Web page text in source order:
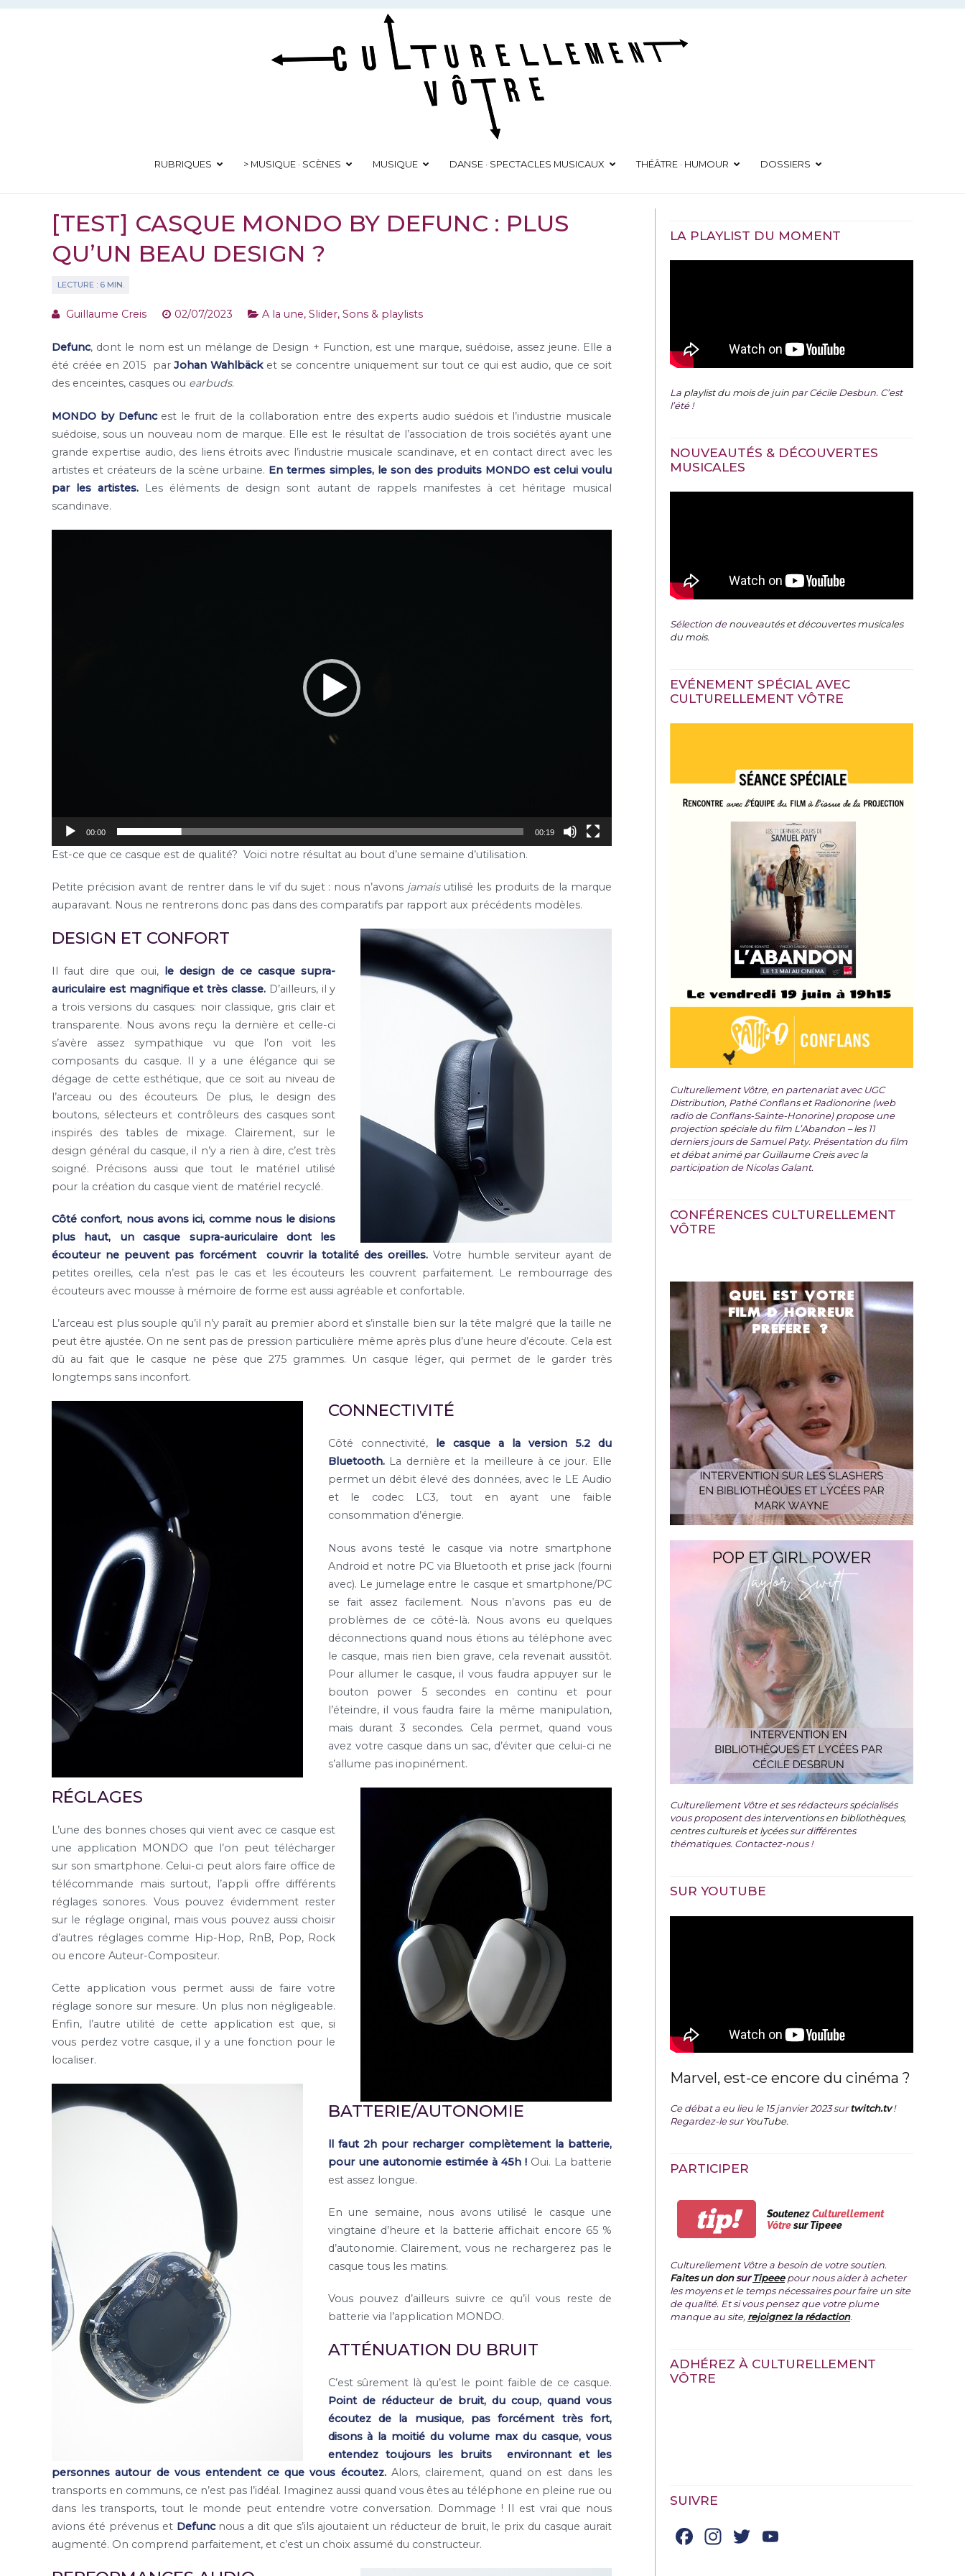
Aller
RUBRIQUES > MUSIQUE · SCÈNES MUSIQUE DANSE · SPECTACLES MUSICAUX THÉÂTRE · HUMOUR DOSSIERS
[TEST] CASQUE MONDO BY DEFUNC : PLUS
QU’UN BEAU DESIGN ?
Guillaume Creis 02/07/2023 A la une,Slider,Sons & playlists
Defunc, dont le nom est un mélange de Design + Function, est une marque, suédoise, assez jeune. Elle a
été créée en 2015 parJohan Wahlbäcket se concentre uniquement sur tout ce qui est audio, que ce soit
des enceintes, casques ou earbuds.
MONDO by Defuncest le fruit de la collaboration entre des experts audio suédois et l’industrie musicale
suédoise, sous un nouveau nom de marque. Elle est le résultat de l’association de trois sociétés ayant une
grande expertise audio, des liens étroits avec l’industrie musicale scandinave, et en contact direct avec les
artistes et créateurs de la scène urbaine. En termes simples, le son des produits MONDO est celui voulu
par les artistes. Les éléments de design sont autant de rappels manifestes à cet héritage musical
scandinave.
00:00 00:19
Est-ce que ce casque est de qualité? Voici notre résultat au bout d’une semaine d’utilisation.
Petite précision avant de rentrer dans le vif du sujet : nous n’avons jamaisutilisé les produits de la marque
auparavant. Nous ne rentrerons donc pas dans des comparatifs par rapport aux précédents modèles.
DESIGN ET CONFORT
Il faut dire que oui, le design de ce casque supra-
auriculaire est magnifique et très classe. D’ailleurs, il y
a trois versions du casques: noir classique, gris clair et
transparente. Nous avons reçu la dernière et celle-ci
s’avère assez sympathique vu que l’on voit les
composants du casque. Il y a une élégance qui se
dégage de cette esthétique, que ce soit au niveau de
l’arceau ou des écouteurs. De plus, le design des
boutons, sélecteurs et contrôleurs des casques sont
inspirés des tables de mixage. Clairement, sur le
design général du casque, il n’y a rien à dire, c’est très
soigné. Précisons aussi que tout le matériel utilisé
pour la création du casque vient de matériel recyclé.
Côté confort, nous avons ici, comme nous le disions
plus haut, un casque supra-auriculaire dont les
écouteur ne peuvent pas forcément couvrir la totalité des oreilles. Votre humble serviteur ayant de
petites oreilles, cela n’est pas le cas et les écouteurs les couvrent parfaitement. Le rembourrage des
écouteurs avec mousse à mémoire de forme est aussi agréable et confortable.
L’arceau est plus souple qu’il n’y paraît au premier abord et s’installe bien sur la tête malgré que la taille ne
peut être ajustée. On ne sent pas de pression particulière même après plus d’une heure d’écoute. Cela est
dû au fait que le casque ne pèse que 275 grammes. Un casque léger, qui permet de le garder très
longtemps sans inconfort.
CONNECTIVITÉ
Côté connectivité,
le casque a la version 5.2 du
Bluetooth.La dernière et la meilleure à ce jour. Elle
permet un débit élevé des données, avec le LE Audio
et le codec LC3, tout en ayant une faible
consommation d’énergie.
Nous avons testé le casque via notre smartphone
Android et notre PC via Bluetooth et prise jack (fourni
avec). Le jumelage entre le casque et smartphone/PC
se fait assez facilement. Nous n’avons pas eu de
problèmes de ce côté-là. Nous avons eu quelques
déconnections quand nous étions au téléphone avec
le casque, mais rien bien grave, cela revenait aussitôt.
Pour allumer le casque, il vous faudra appuyer sur le
bouton power 5 secondes en continu et pour
l’éteindre, il vous faudra faire la même manipulation,
mais durant 3 secondes. Cela permet, quand vous
avez votre casque dans un sac, d’éviter que celui-ci ne
s’allume pas inopinément.
RÉGLAGES
L’une des bonnes choses qui vient avec ce casque est
une application MONDO que l’on peut télécharger
sur son smartphone. Celui-ci peut alors faire office de
télécommande mais surtout, l’appli offre différents
réglages sonores. Vous pouvez évidemment rester
sur le réglage original, mais vous pouvez aussi choisir
d’autres réglages comme Hip-Hop, RnB, Pop, Rock
ou encore Auteur-Compositeur.
Cette application vous permet aussi de faire votre
réglage sonore sur mesure. Un plus non négligeable.
Enfin, l’autre utilité de cette application est que, si
vous perdez votre casque, il y a une fonction pour le
localiser.
BATTERIE/AUTONOMIE
ll faut 2h pour recharger complètement la batterie,
pour une autonomie estimée à 45h !Oui. La batterie
est assez longue.
En une semaine, nous avons utilisé le casque une
vingtaine d’heure et la batterie affichait encore 65 %
d’autonomie. Clairement, vous ne rechargerez pas le
casque tous les matins.
Vous pouvez d’ailleurs suivre ce qu’il vous reste de
batterie via l’application MONDO.
ATTÉNUATION DU BRUIT
C’est sûrement là qu’est le point faible de ce casque.
Point de réducteur de bruit, du coup, quand vous
écoutez de la musique, pas forcément très fort,
disons à la moitié du volume max du casque, vous
entendez toujours les bruits environnant et les
personnes autour de vous entendent ce que vous écoutez.Alors, clairement, quand on est dans les
transports en communs, ce n’est pas l’idéal. Imaginez aussi quand vous êtes au téléphone en pleine rue ou
dans les transports, tout le monde peut entendre votre conversation. Dommage ! Il est vrai que nous
avions été prévenus et Defuncnous a dit que s’ils ajoutaient un réducteur de bruit, le prix du casque aurait
augmenté. On comprend parfaitement, et c’est un choix assumé du constructeur.
LA PLAYLIST DU MOMENT
La playlist du mois de juin par Cécile Desbun. C’est
l’été !
NOUVEAUTÉS & DÉCOUVERTES
MUSICALES
Sélection denouveautés et découvertes musicales
du mois.
EVÉNEMENT SPÉCIAL AVEC
CULTURELLEMENT VÔTRE
Culturellement Vôtre, en partenariat avec UGC
Distribution, Pathé Conflans et Radionorine (web
radio de Conflans-Sainte-Honorine) propose une
projection spéciale du film L’Abandon – les 11
derniers jours de Samuel Paty. Présentation du film
et débat animé par Guillaume Creis avec la
participation de Nicolas Galant.
CONFÉRENCES CULTURELLEMENT
VÔTRE
Culturellement Vôtre et ses rédacteurs spécialisés
vous proposent desinterventions en bibliothèques,
centres culturels et lycéessur différentes
thématiques. Contactez-nous !
SUR YOUTUBE
Marvel, est-ce encore du cinéma ?
Ce débat a eu lieu le 15 janvier 2023 surtwitch.tv !
Regardez-le surYouTube.
PARTICIPER
tip! SoutenezCulturellement
Vôtresur Tipeee
Culturellement Vôtre a besoin de votre soutien.
Faites un donsurTipeeepour nous aider à acheter
les moyens et le temps nécessaires pour faire un site
de qualité. Et si vous pensez que votre plume
manque au site, rejoignez la rédaction.
ADHÉREZ À CULTURELLEMENT
VÔTRE
SUIVRE
Facebook
Instagram
Twitter